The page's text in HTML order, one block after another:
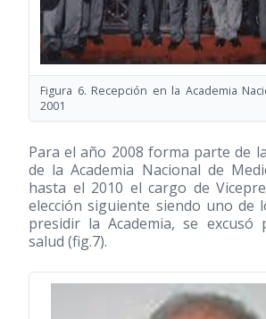
Figura 6. Recepción en la Academia
2001
Para el año 2008 forma parte de
de la Academia Nacional de
hasta el 2010 el cargo de
elección siguiente siendo uno de
presidir la Academia, se excusó
salud (fig.7).